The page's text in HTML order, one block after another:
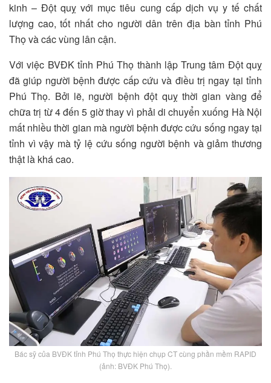
kinh – Đột quỵ với mục tiêu cung cấp dịch vụ y tế chất
lượng cao, tốt nhất cho người dân trên địa bàn tỉnh Phú
Thọ và các vùng lân cận.
Với việc BVĐK tỉnh Phú Thọ thành lập Trung tâm Đột quỵ
đã giúp người bệnh được cấp cứu và điều trị ngay tại tỉnh
Phú Thọ. Bởi lẽ, người bệnh đột quỵ thời gian vàng để
chữa trị từ 4 đến 5 giờ thay vì phải di chuyển xuống Hà Nội
mất nhiều thời gian mà người bệnh được cứu sống ngay tại
tỉnh vì vậy mà tỷ lệ cứu sống người bệnh và giảm thương
thật là khá cao.
Bác sỹ của BVĐK tỉnh Phú Thọ thực hiện chụp CT cùng phần mềm RAPID
(ảnh: BVĐK Phú Thọ).